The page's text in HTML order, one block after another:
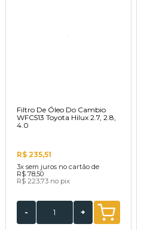
Filtro De Óleo Do Cambio
WFC513 Toyota Hilux 2.7, 2.8,
4.0
R$ 235,51
3x sem juros no cartão de
R$ 78,50
R$ 223,73 no pix
- +